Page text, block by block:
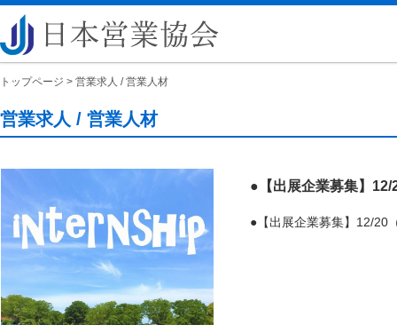
トップページ > 営業求人 / 営業人材
営業求人 / 営業人材
●【出展企業募集】12/20